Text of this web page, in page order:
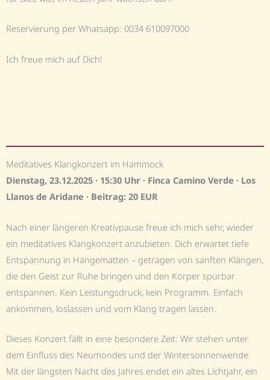
Reservierung per Whatsapp: 0034 610097000
Ich freue mich auf Dich!
Meditatives Klangkonzert im Hammock
Dienstag, 23.12.2025 · 15:30 Uhr · Finca Camino Verde · Los
Llanos de Aridane · Beitrag: 20 EUR
Nach einer längeren Kreativpause freue ich mich sehr, wieder
ein meditatives Klangkonzert anzubieten. Dich erwartet tiefe
Entspannung in Hängematten – getragen von sanften Klängen,
die den Geist zur Ruhe bringen und den Körper spürbar
entspannen. Kein Leistungsdruck, kein Programm. Einfach
ankommen, loslassen und vom Klang tragen lassen.
Dieses Konzert fällt in eine besondere Zeit: Wir stehen unter
dem Einfluss des Neumondes und der Wintersonnenwende.
Mit der längsten Nacht des Jahres endet ein altes Lichtjahr, ein